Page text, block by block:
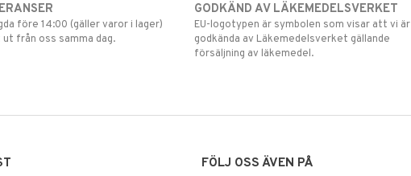
före 14:00 (gäller varor i lager)
från oss samma dag.
GODKÄND AV LÄKEMEDELSVERKET
EU-logotypen är symbolen som visar att vi är
godkända av Läkemedelsverket gällande
försäljning av läkemedel.
FÖLJ OSS ÄVEN PÅ